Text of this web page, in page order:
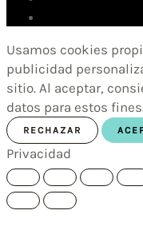
Usamos cookies
publicidad
sitio. Al aceptar,
datos para estos
RECHAZAR
Privacidad